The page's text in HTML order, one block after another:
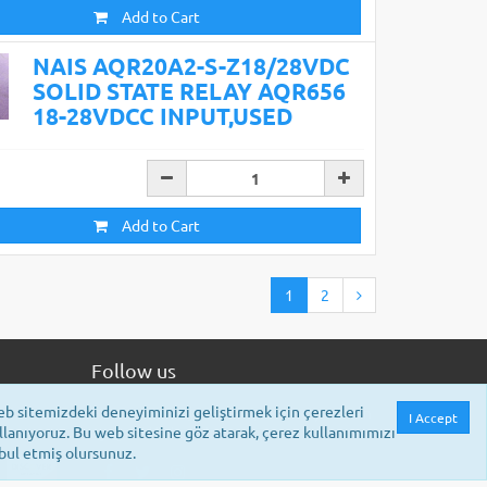
Add to Cart
NAIS AQR20A2-S-Z18/28VDC
SOLID STATE RELAY AQR656
18-28VDCC INPUT,USED
Add to Cart
1 2
Follow us
Bizi sosyal medyadan takip etmek için lütfen
aşağıdaki linke tıklayınız.
I Accept
sitemizdeki deneyiminizi geliştirmek için çerezleri
Bu web sitesine göz atarak, çerez kullanımımızı
etmiş olursunuz.